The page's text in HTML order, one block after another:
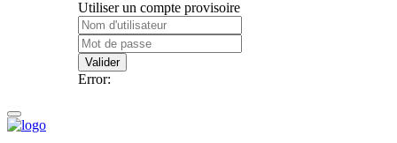
Utiliser un compte provisoire
Valider
Error: